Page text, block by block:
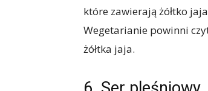
które zawierają żółtko
Wegetarianie powinni
żółtka jaja.